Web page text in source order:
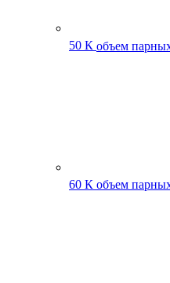
50 К объем
60 К объем